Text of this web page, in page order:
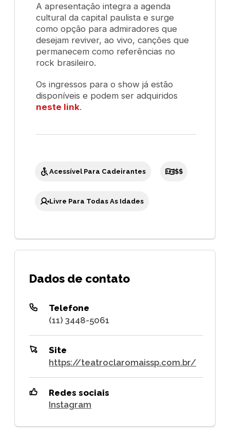
A apresentação integra a agenda
cultural da capital paulista e surge
como opção para admiradores que
desejam reviver, ao vivo, canções que
permanecem como referências no
rock brasileiro.
Os ingressos para o show já estão
disponíveis e podem ser adquiridos
neste link.
Acessível Para Cadeirantes $$
Livre Para Todas As Idades
Dados de contato
Telefone
(11) 3448-5061
Site
https://teatroclaromaissp.com.br/
Redes sociais
Instagram